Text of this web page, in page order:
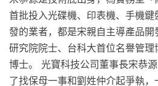
首批投入光碟機、印表機、手機
發的業者，都是宋親自主導產品
研究院院士、台科大首位名譽管
博士。 光寶科技公司董事長宋恭
了找保母一事和劉姓仲介起爭執